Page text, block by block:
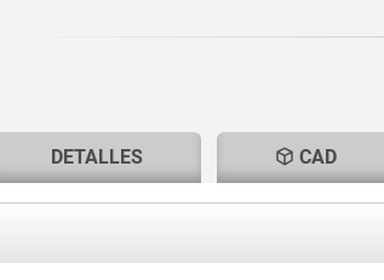
DETALLES CAD